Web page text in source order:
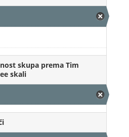
skupa prema Tim
skali